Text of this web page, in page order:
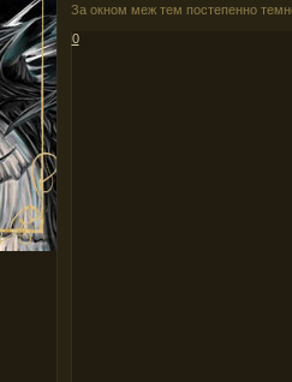
За окном меж тем постепенно
0